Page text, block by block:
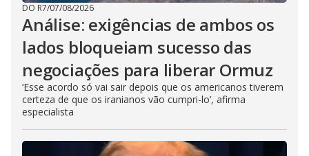
DO R7/07/08/2026
Análise: exigências de ambos os
lados bloqueiam sucesso das
negociações para liberar Ormuz
‘Esse acordo só vai sair depois que os americanos tiverem
certeza de que os iranianos vão cumpri-lo’, afirma
especialista